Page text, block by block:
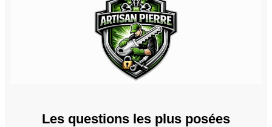
Les questions les plus posées